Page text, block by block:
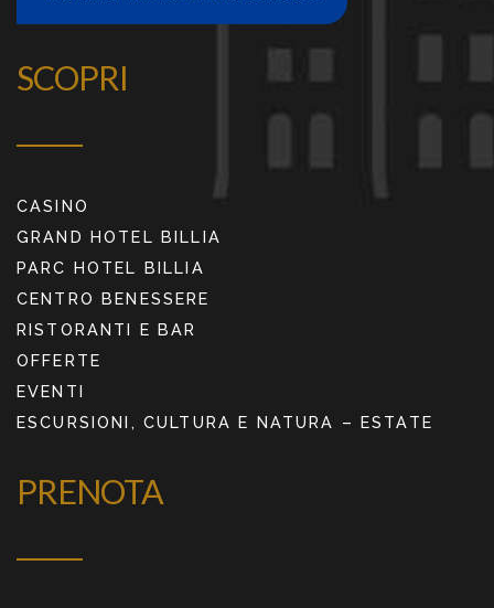
SCOPRI
CASINO
GRAND HOTEL BILLIA
PARC HOTEL BILLIA
CENTRO BENESSERE
RISTORANTI E BAR
OFFERTE
EVENTI
ESCURSIONI, CULTURA E NATURA – ESTATE
PRENOTA